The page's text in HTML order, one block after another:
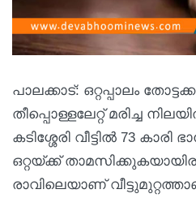
പാലക്കാട്: ഒറ്റപ്പാലം
തീപ്പൊള്ളലേറ്റ് മരിച്ച
കടിശ്ശേരി വീട്ടിൽ 73
ഒറ്റയ്ക്ക്
രാവിലെയാണ്